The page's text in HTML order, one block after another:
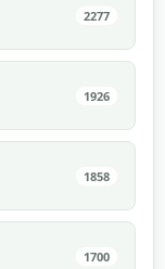
2277
1926
1858
1700